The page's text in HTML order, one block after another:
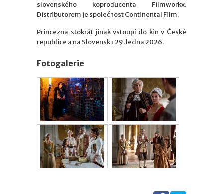
slovenského koproducenta Filmworkx.
Distributorem je společnost Continental Film.
Princezna stokrát jinak vstoupí do kin v České
republice a na Slovensku 29. ledna 2026.
Fotogalerie